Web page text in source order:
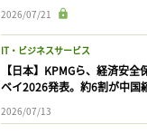
2026/07/21
IT・ビジネスサービス
【日本】KPMGら、経済安
ベイ2026発表。約6割が中国
2026/07/13